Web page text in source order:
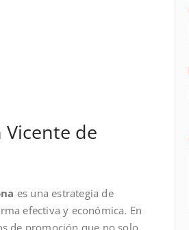
de
es una estrategia de
efectiva y económica. En
de promoción que no solo